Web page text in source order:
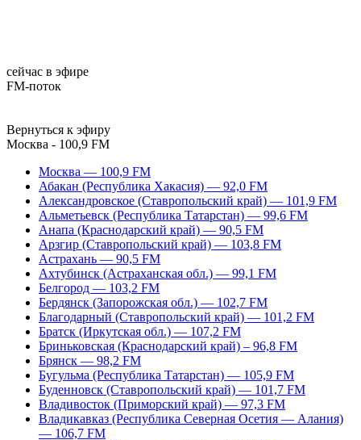
сейчас в эфире
FM-поток
Вернуться к эфиру
Москва - 100,9 FM
Москва — 100,9 FM
Абакан (Республика Хакасия) — 92,0 FM
Александровское (Ставропольский край) — 101,9 FM
Альметьевск (Республика Татарстан) — 99,6 FM
Анапа (Краснодарский край) — 90,5 FM
Арзгир (Ставропольский край) — 103,8 FM
Астрахань — 90,5 FM
Ахтубинск (Астраханская обл.) — 99,1 FM
Белгород — 103,2 FM
Бердянск (Запорожская обл.) — 102,7 FM
Благодарный (Ставропольский край) — 101,2 FM
Братск (Иркутская обл.) — 107,2 FM
Бриньковская (Краснодарский край) – 96,8 FM
Брянск — 98,2 FM
Бугульма (Республика Татарстан) — 105,9 FM
Буденновск (Ставропольский край) — 101,7 FM
Владивосток (Приморский край) — 97,3 FM
Владикавказ (Республика Северная Осетия — Алания)
— 106,7 FM